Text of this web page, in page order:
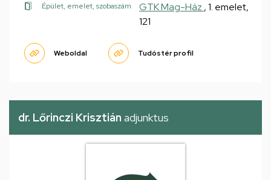
Épület, emelet, szobaszám GTK Mag-Ház , 1. emelet,
121
Weboldal Tudóstér profil
dr. Lőrinczi Krisztián adjunktus